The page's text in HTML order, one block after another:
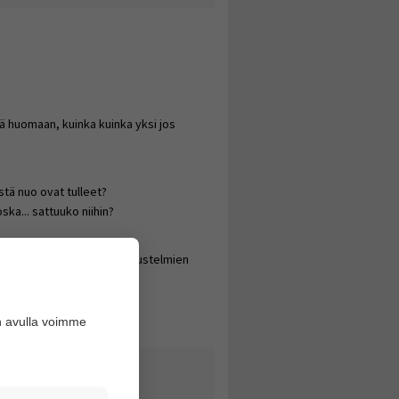
huomaan, kuinka kuinka yksi jos
nuo ovat tulleet?
sattuuko niihin?
verrattuna mustelmien
avulla voimme